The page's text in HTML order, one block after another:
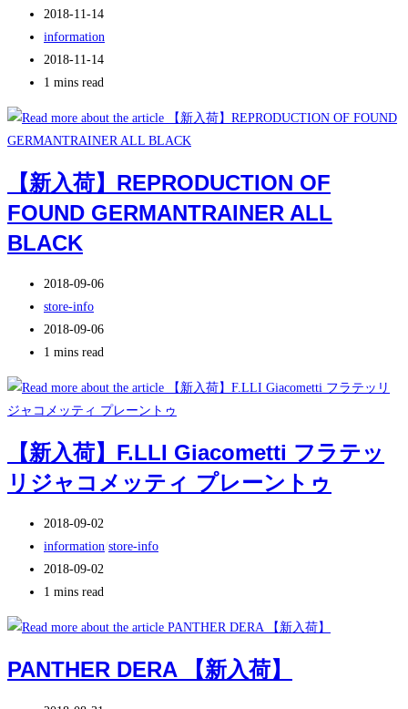
投
稿
公
開
2018-11-14
投
稿
カ
ゴ
リ
ー:
information
投
稿
最
終
変
更
日:
2018-11-14
Reading
1 mins read
【新入荷】REPRODUCTION OF
FOUND GERMANTRAINER ALL
BLACK
投
稿
公
開
2018-09-06
投
稿
カ
ゴ
リ
ー:
store-info
投
稿
最
終
変
更
日:
2018-09-06
Reading
1 mins read
【新入荷】F.LLI Giacometti フラテッ
リジャコメッティ プレーントゥ
投
稿
公
開
2018-09-02
投
稿
カ
ゴ
リ
ー:
information/ store-info
投
稿
最
終
変
更
2018-09-02
Reading
1 mins read
PANTHER DERA 【新入荷】